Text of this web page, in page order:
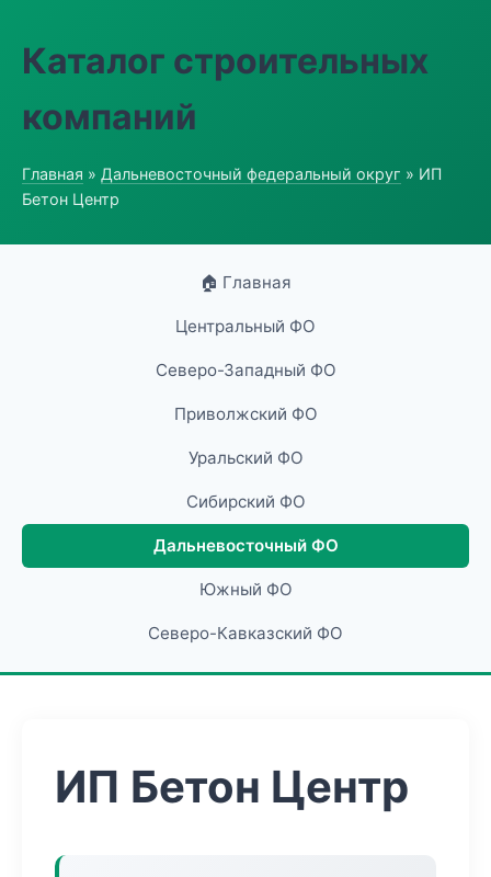
Каталог строительных
компаний
Главная » Дальневосточный федеральный округ » ИП
Бетон Центр
🏠 Главная
Центральный ФО
Северо-Западный ФО
Приволжский ФО
Уральский ФО
Сибирский ФО
Дальневосточный ФО
Южный ФО
Северо-Кавказский ФО
ИП Бетон Центр